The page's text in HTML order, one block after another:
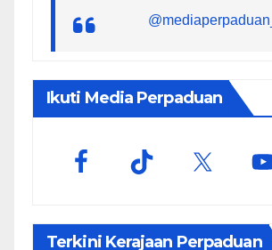
@mediaperpaduan_
Ikuti Media Perpaduan
Terkini Kerajaan Perpaduan